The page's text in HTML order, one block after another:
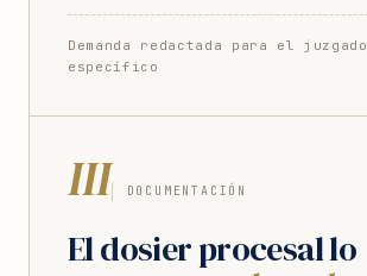
Demanda redactada para el juzgado
específico
III DOCUMENTACIÓN
El dosier procesal lo